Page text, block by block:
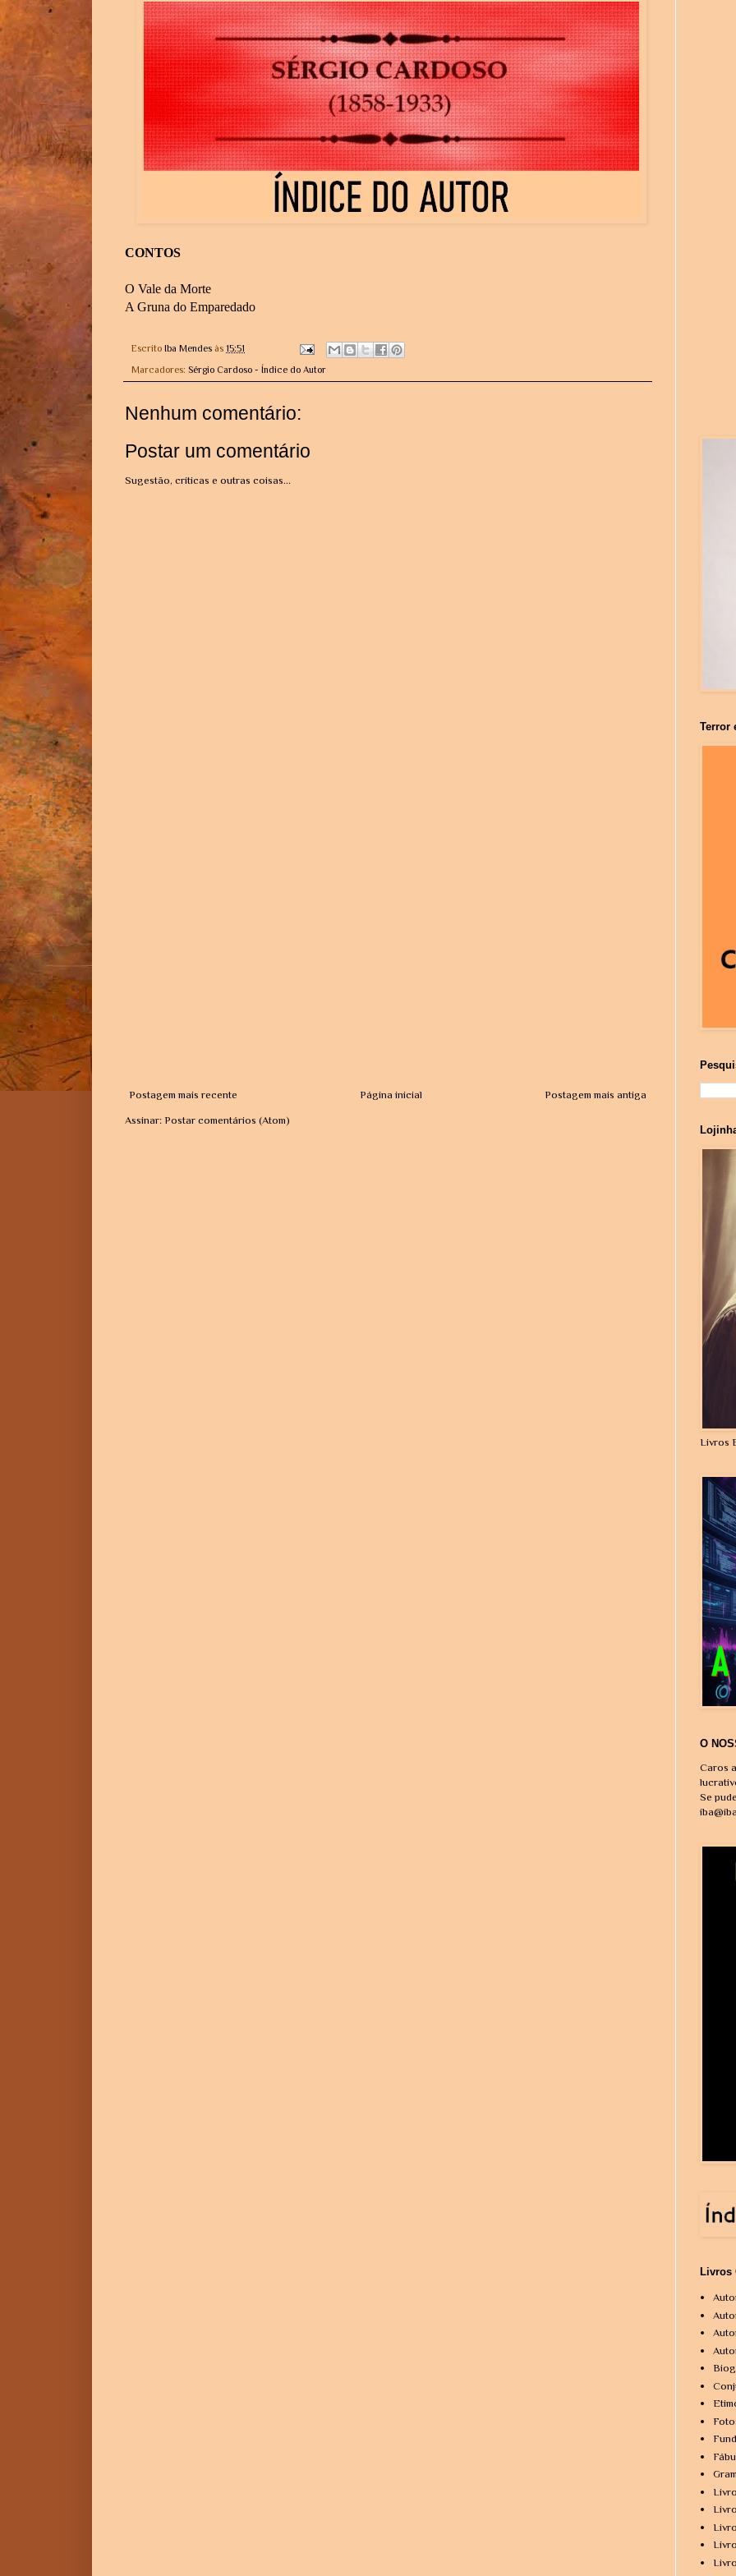
CONTOS
O Vale da Morte
A Gruna do Emparedado
Escrito Iba Mendes às 15:51
Marcadores: Sérgio Cardoso - Índice do Autor
Nenhum comentário:
Postar um comentário
Sugestão, críticas e outras coisas...
Postagem mais recente Postagem mais antiga
Página inicial
Assinar: Postar comentários (Atom)
Terror
Livros
O
Caros
Se
Livros